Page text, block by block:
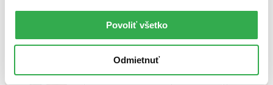
Povoliť všetko
Odmietnuť
Skúste prosím zmeniť vyhľadávaný výraz.